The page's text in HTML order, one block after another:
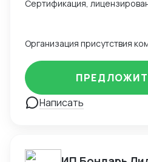
продукции, адоптация к
дистрибутов, партнеров -
Вашей компании в регионе
Написать